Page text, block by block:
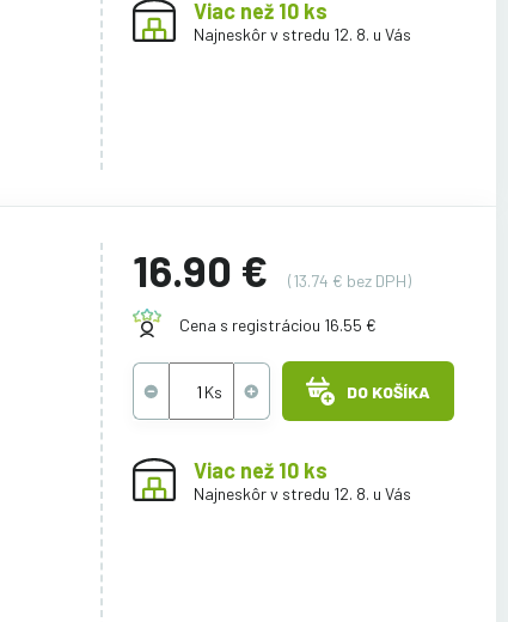
Viac než 10 ks
Najneskôr v stredu 12. 8. u Vás
16.90 € (13.74 € bez DPH)
Cena s registráciou 16.55 €
DO KOŠÍKA
Viac než 10 ks
Najneskôr v stredu 12. 8. u Vás